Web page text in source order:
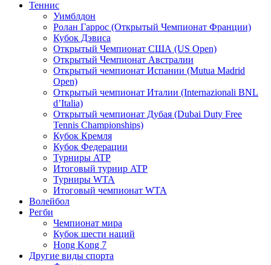
Теннис
Уимблдон
Ролан Гаррос (Открытый Чемпионат Франции)
Кубок Дэвиса
Открытый Чемпионат США (US Open)
Открытый Чемпионат Австралии
Открытый чемпионат Испании (Mutua Madrid
Open)
Открытый чемпионат Италии (Internazionali BNL
d’Italia)
Открытый чемпионат Дубая (Dubai Duty Free
Tennis Championships)
Кубок Кремля
Кубок Федерации
Турниры ATP
Итоговый турнир ATP
Турниры WTA
Итоговый чемпионат WTA
Волейбол
Регби
Чемпионат мира
Кубок шести наций
Hong Kong 7
Другие виды спорта